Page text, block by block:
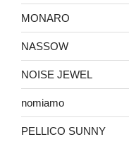
MONARO
NASSOW
NOISE JEWEL
nomiamo
PELLICO SUNNY